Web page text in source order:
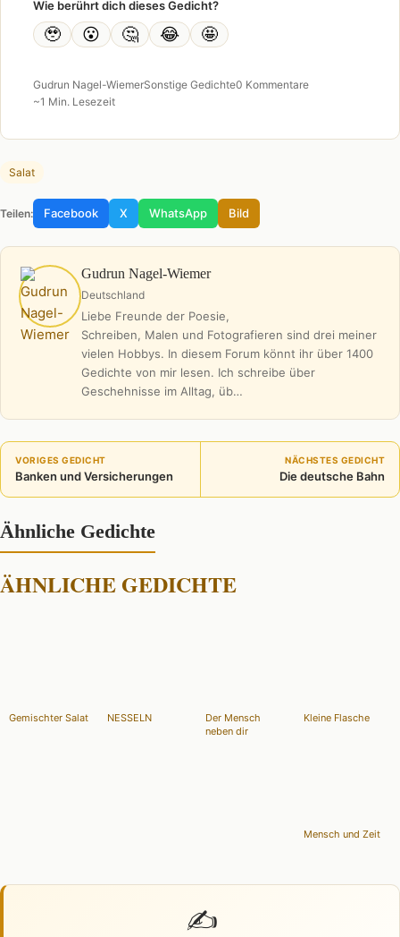
Wie berührt dich dieses Gedicht?
🥹 😮 🤔 😂 🤩
Gudrun Nagel-WiemerSonstige Gedichte0 Kommentare
~1 Min. Lesezeit
Salat
Teilen: Facebook X WhatsApp Bild
Gudrun Nagel-Wiemer
Deutschland
Liebe Freunde der Poesie,
Schreiben, Malen und Fotografieren sind drei meiner
vielen Hobbys. In diesem Forum könnt ihr über 1400
Gedichte von mir lesen. Ich schreibe über
Geschehnisse im Alltag, üb…
VORIGES GEDICHT
Banken und Versicherungen
NÄCHSTES GEDICHT
Die deutsche Bahn
Ähnliche Gedichte
ÄHNLICHE GEDICHTE
Gemischter Salat NESSELN
Der Mensch
neben dir
Kleine Flasche
Mensch und Zeit
✍️